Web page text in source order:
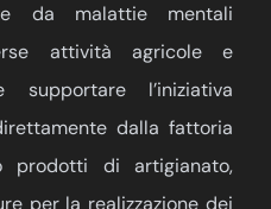
da malattie mentali
attività agricole e
supportare l’iniziativa
dalla fattoria
prodotti di artigianato,
per la realizzazione dei